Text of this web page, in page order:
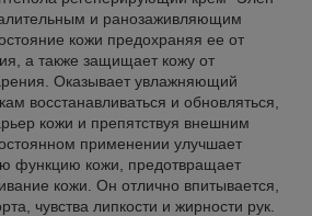
и ранозаживляющим
кожи предохраняя ее от
а также защищает кожу от
Оказывает увлажняющий
восстанавливаться и обновляться,
кожи и препятствуя внешним
применении улучшает
функцию кожи, предотвращает
кожи. Он отлично впитывается,
чувства липкости и жирности рук.